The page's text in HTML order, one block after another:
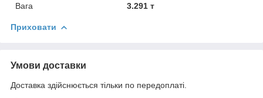
Вага
3.291 т
Приховати
Умови доставки
Доставка здійснюється тільки по передоплаті.